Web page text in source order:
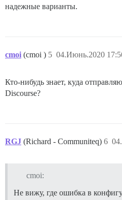
надежные варианты.
cmoi (cmoi ) 04.Июнь.2020
5
Кто-нибудь знает, куда
Discourse?
RGJ (Richard - Communiteq) 6
cmoi:
Не вижу, где ошибка в